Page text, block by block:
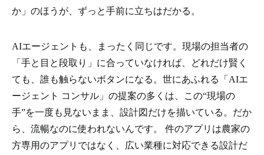
か」のほうが、ずっと手前に立ちはだかる。
AIエージェントも、まったく同じです。現場の担当者の
「手と目と段取り」に合っていなければ、どれだけ賢く
ても、誰も触らないボタンになる。世にあふれる「AIエ
ージェント コンサル」の提案の多くは、この“現場の
手”を一度も見ないまま、設計図だけを描いている。だか
ら、流暢なのに使われないんです。 件のアプリは農家の
方専用のアプリではなく、広い業種に対応できる設計だ